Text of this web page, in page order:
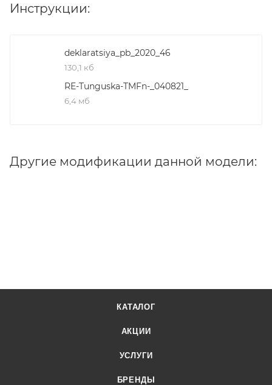
Инструкции:
deklaratsiya_pb_2020_46
130,1 кб
RE-Tunguska-TMFn-_040821_
6,4 мб
Другие модификации данной модели:
КАТАЛОГ
АКЦИИ
УСЛУГИ
БРЕНДЫ